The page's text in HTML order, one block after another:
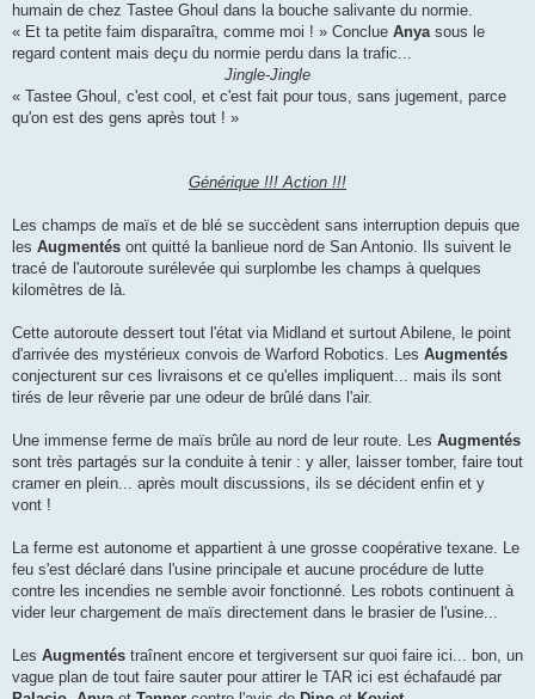
humain de chez Tastee Ghoul dans la bouche salivante du normie.
« Et ta petite faim disparaîtra, comme moi ! » Conclue Anyasous le
regard content mais deçu du normie perdu dans la trafic...
Jingle-Jingle
« Tastee Ghoul, c'est cool, et c'est fait pour tous, sans jugement, parce
qu'on est des gens après tout ! »
Générique !!! Action !!!
Les champs de maïs et de blé se succèdent sans interruption depuis que
les Augmentés ont quitté la banlieue nord de San Antonio. Ils suivent le
tracé de l'autoroute surélevée qui surplombe les champs à quelques
kilomètres de là.
Cette autoroute dessert tout l'état via Midland et surtout Abilene, le point
d'arrivée des mystérieux convois de Warford Robotics. Les Augmentés
conjecturent sur ces livraisons et ce qu'elles impliquent... mais ils sont
tirés de leur rêverie par une odeur de brûlé dans l'air.
Une immense ferme de maïs brûle au nord de leur route. Les Augmentés
sont très partagés sur la conduite à tenir : y aller, laisser tomber, faire tout
cramer en plein... après moult discussions, ils se décident enfin et y
vont !
La ferme est autonome et appartient à une grosse coopérative texane. Le
feu s'est déclaré dans l'usine principale et aucune procédure de lutte
contre les incendies ne semble avoir fonctionné. Les robots continuent à
vider leur chargement de maïs directement dans le brasier de l'usine...
Les Augmentés traînent encore et tergiversent sur quoi faire ici... bon, un
vague plan de tout faire sauter pour attirer le TAR ici est échafaudé par